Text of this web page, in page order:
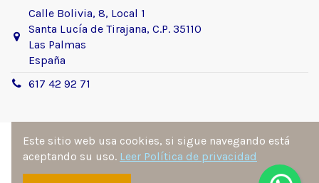
Calle Bolivia, 8, Local 1
Santa Lucía de Tirajana, C.P. 35110
Las Palmas
España
617 42 92 71
Sitio desarrollado y diseñado por
Ángel Manuel
Este sitio web usa cookies, si sigue navegando está
aceptando su uso. Leer Política de privacidad